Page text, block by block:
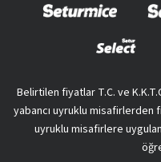
Belirtilen fiyatlar T.C. ve
yabancı uyruklu misafirlerden
uyruklu misafirlere